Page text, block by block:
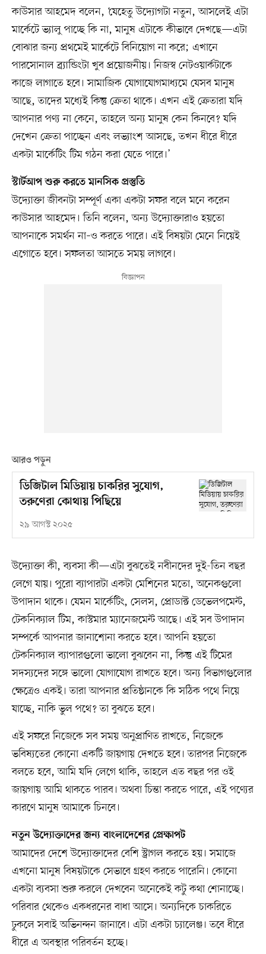
কাউসার আহমেদ বলেন, ‘যেহেতু উদ্যোগটা নতুন, আসলেই এটা
মার্কেটে ভ্যালু পাচ্ছে কি না, মানুষ এটাকে কীভাবে দেখছে—এটা
বোঝার জন্য প্রথমেই মার্কেটে বিনিয়োগ না করে; এখানে
পারসোনাল ব্র্যান্ডিংটা খুব প্রয়োজনীয়। নিজস্ব নেটওয়ার্কটাকে
কাজে লাগাতে হবে। সামাজিক যোগাযোগমাধ্যমে যেসব মানুষ
আছে, তাদের মধ্যেই কিন্তু ক্রেতা থাকে। এখন এই ক্রেতারা যদি
আপনার পণ্য না কেনে, তাহলে অন্য মানুষ কেন কিনবে? যদি
দেখেন ক্রেতা পাচ্ছেন এবং লভ্যাংশ আসছে, তখন ধীরে ধীরে
একটা মার্কেটিং টিম গঠন করা যেতে পারে।’
স্টার্টআপ শুরু করতে মানসিক প্রস্তুতি
উদ্যোক্তা জীবনটা সম্পূর্ণ একা একটা সফর বলে মনে করেন
কাউসার আহমেদ। তিনি বলেন, অন্য উদ্যোক্তারাও হয়তো
আপনাকে সমর্থন না–ও করতে পারে। এই বিষয়টা মেনে নিয়েই
এগোতে হবে। সফলতা আসতে সময় লাগবে।
আরও পড়ুন
ডিজিটাল মিডিয়ায় চাকরির সুযোগ,
তরুণেরা কোথায় পিছিয়ে
২৯ আগস্ট ২০২৫
উদ্যোক্তা কী, ব্যবসা কী—এটা বুঝতেই নবীনদের দুই-তিন বছর
লেগে যায়। পুরো ব্যাপারটা একটা মেশিনের মতো, অনেকগুলো
উপাদান থাকে। যেমন মার্কেটিং, সেলস, প্রোডাক্ট ডেভেলপমেন্ট,
টেকনিক্যাল টিম, কাস্টমার ম্যানেজমেন্ট আছে। এই সব উপাদান
সম্পর্কে আপনার জানাশোনা করতে হবে। আপনি হয়তো
টেকনিক্যাল ব্যাপারগুলো ভালো বুঝবেন না, কিন্তু এই টিমের
সদস্যদের সঙ্গে ভালো যোগাযোগ রাখতে হবে। অন্য বিভাগগুলোর
ক্ষেত্রেও একই। তারা আপনার প্রতিষ্ঠানকে কি সঠিক পথে নিয়ে
যাচ্ছে, নাকি ভুল পথে? তা বুঝতে হবে।
এই সফরে নিজেকে সব সময় অনুপ্রাণিত রাখতে, নিজেকে
ভবিষ্যতের কোনো একটি জায়গায় দেখতে হবে। তারপর নিজেকে
বলতে হবে, আমি যদি লেগে থাকি, তাহলে এত বছর পর ওই
জায়গায় আমি থাকতে পারব। অথবা চিন্তা করতে পারে, এই পণ্যের
কারণে মানুষ আমাকে চিনবে।
নতুন উদ্যোক্তাদের জন্য বাংলাদেশের প্রেক্ষাপট
আমাদের দেশে উদ্যোক্তাদের বেশি স্ট্রাগল করতে হয়। সমাজে
এখনো মানুষ বিষয়টাকে সেভাবে গ্রহণ করতে পারেনি। কোনো
একটা ব্যবসা শুরু করলে দেখবেন অনেকেই কটু কথা শোনাচ্ছে।
পরিবার থেকেও একধরনের বাধা আসে। অন্যদিকে চাকরিতে
ঢুকলে সবাই অভিনন্দন জানাবে। এটা একটা চ্যালেঞ্জ। তবে ধীরে
ধীরে এ অবস্থার পরিবর্তন হচ্ছে।